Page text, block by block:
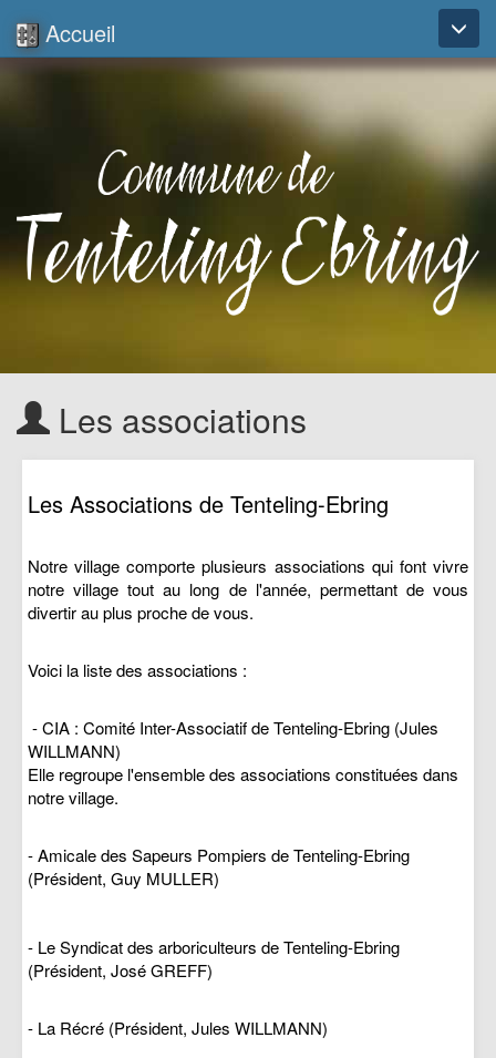
Toggle
Accueil
Les associations
Les Associations de Tenteling-Ebring
Notre village comporte plusieurs associations qui font vivre
notre village tout au long de l'année, permettant de vous
divertir au plus proche de vous.
Voici la liste des associations :
- CIA : Comité Inter-Associatif de Tenteling-Ebring (Jules
WILLMANN)
Elle regroupe l'ensemble des associations constituées dans
notre village.
- Amicale des Sapeurs Pompiers de Tenteling-Ebring
(Président, Guy MULLER)
- Le Syndicat des arboriculteurs de Tenteling-Ebring
(Président, José GREFF)
- La Récré (Président, Jules WILLMANN)